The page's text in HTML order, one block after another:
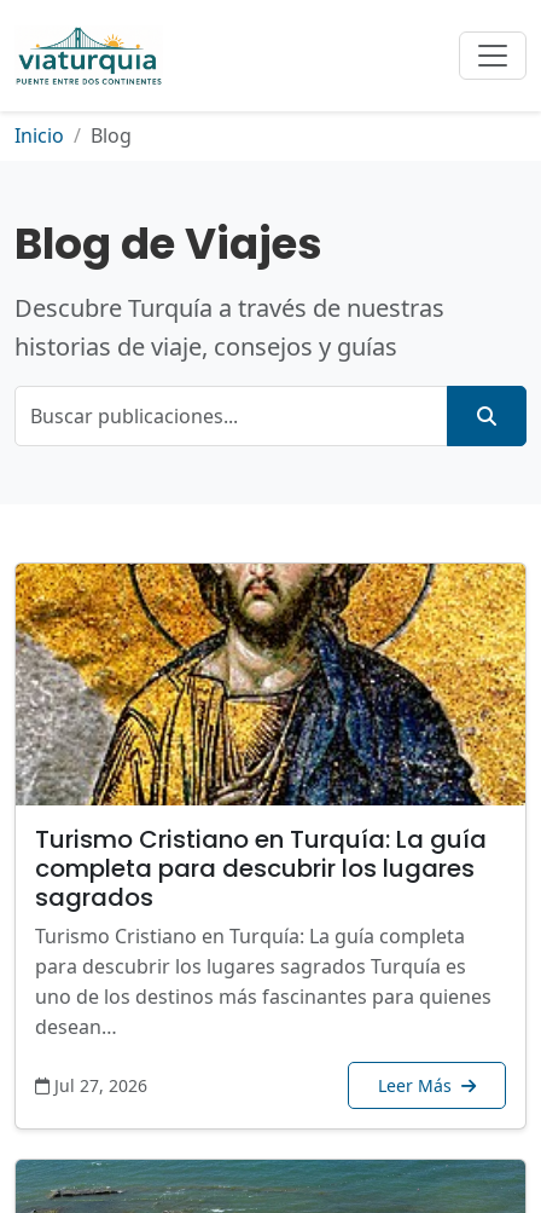
Inicio Blog
Blog de Viajes
Descubre Turquía a través de nuestras
historias de viaje, consejos y guías
Turismo Cristiano en Turquía: La guía
completa para descubrir los lugares
sagrados
Turismo Cristiano en Turquía: La guía completa
para descubrir los lugares sagrados Turquía es
uno de los destinos más fascinantes para quienes
desean…
Jul 27, 2026 Leer Más